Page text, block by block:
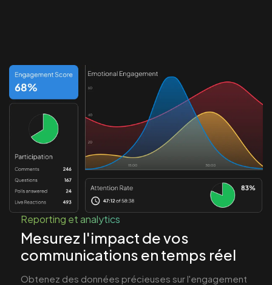
Reporting et analytics
Mesurez l'impact de vos
communications en temps réel
Obtenez des données précieuses sur l'engagement